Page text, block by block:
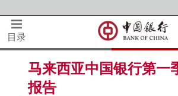
目录
马来西亚中国银行第一
报告